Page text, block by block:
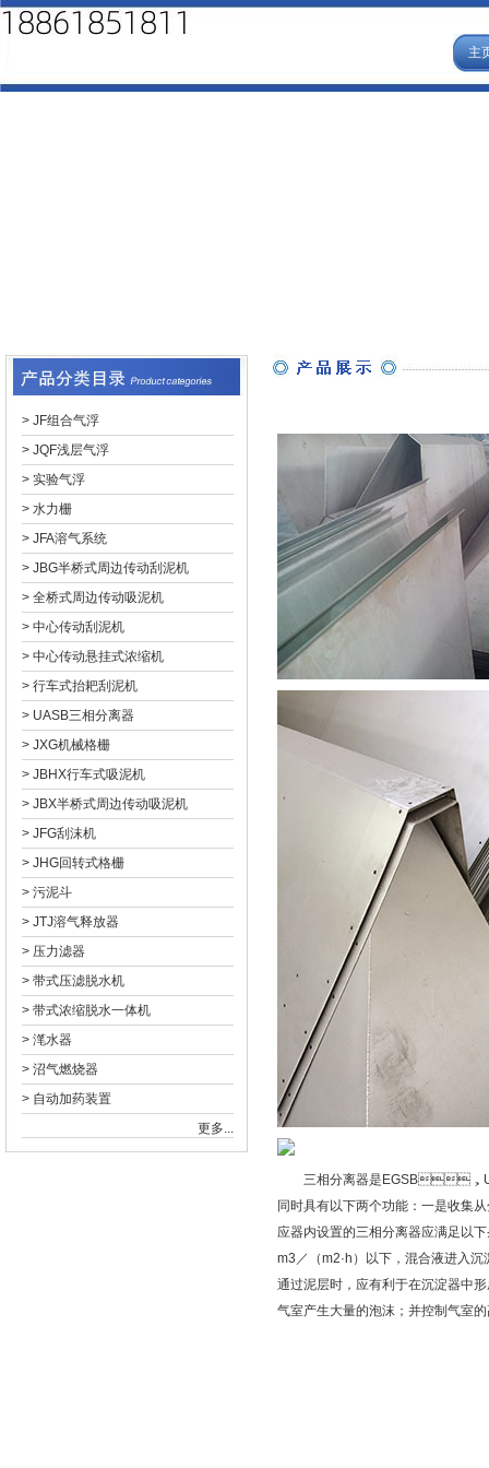
主
> JF组合气浮
> JQF浅层气浮
> 实验气浮
> 水力栅
> JFA溶气系统
> JBG半桥式周边传动刮泥机
> 全桥式周边传动吸泥机
> 中心传动刮泥机
> 中心传动悬挂式浓缩机
> 行车式抬耙刮泥机
> UASB三相分离器
> JXG机械格栅
> JBHX行车式吸泥机
> JBX半桥式周边传动吸泥机
> JFG刮沫机
> JHG回转式格栅
> 污泥斗
> JTJ溶气释放器
> 压力滤器
> 带式压滤脱水机
> 带式浓缩脱水一体机
> 滗水器
> 沼气燃烧器
> 自动加药装置
更多...
三相分离器是EGSB，
同时具有以下两个功能：一是收
应器内设置的三相分离器应满足以下
m3／（m2·h）以下，混合液进入
通过泥层时，应有利于在沉淀器中形
气室产生大量的泡沫；并控制气室的